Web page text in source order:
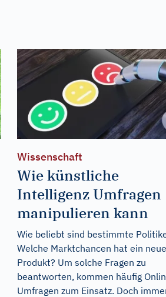
Wissenschaft
Wie künstliche
Intelligenz Umfragen
manipulieren kann
Wie beliebt sind bestimmte
Welche Marktchancen hat ein
Produkt? Um solche Fragen zu
beantworten, kommen häufig
Umfragen zum Einsatz. Doch